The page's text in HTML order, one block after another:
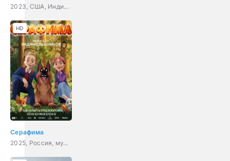
2023, США, Индия, Корея Южная, мультфильм, семейный
Серафима
2025, Россия, мультфильм, семейный
HD